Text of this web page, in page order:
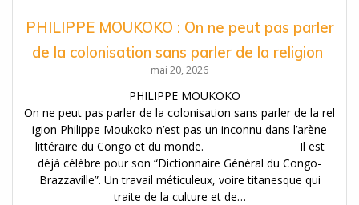
PHILIPPE MOUKOKO : On ne peut pas parler
de la colonisation sans parler de la religion
mai 20, 2026
PHILIPPE MOUKOKO
On ne peut pas parler de la colonisation sans parler de la rel
igion Philippe Moukoko n’est pas un inconnu dans l’arène
littéraire du Congo et du monde. Il est
déjà célèbre pour son “Dictionnaire Général du Congo-
Brazzaville”. Un travail méticuleux, voire titanesque qui
traite de la culture et de…